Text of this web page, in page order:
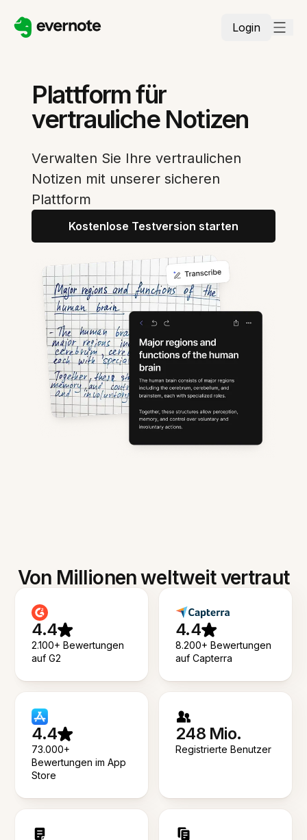
Login
Plattform für
vertrauliche Notizen
Verwalten Sie Ihre vertraulichen
Notizen mit unserer sicheren
Plattform
Kostenlose Testversion starten
Von Millionen weltweit vertraut
4.4
2.100+ Bewertungen
auf G2
4.4
8.200+ Bewertungen
auf Capterra
4.4
73.000+
Bewertungen im App
Store
248 Mio.
Registrierte Benutzer